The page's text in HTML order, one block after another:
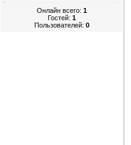
Онлайн всего: 1
Гостей: 1
Пользователей: 0